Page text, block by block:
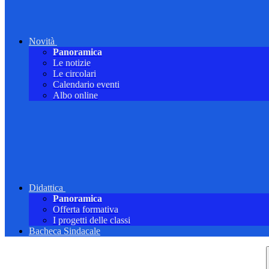
Novità
Panoramica
Le notizie
Le circolari
Calendario eventi
Albo online
Didattica
Panoramica
Offerta formativa
I progetti delle classi
Bacheca Sindacale